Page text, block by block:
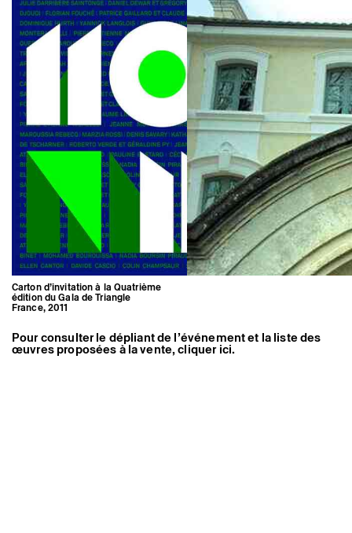
Carton d’invitation à la Quatrième
édition du Gala de Triangle
France, 2011
Pour consulter le dépliant de l’événement et la liste des
œuvres proposées à la vente, cliquer ici.
Carton d’invitation à la Quatrième
édition du Gala de Triangle
France, 2011